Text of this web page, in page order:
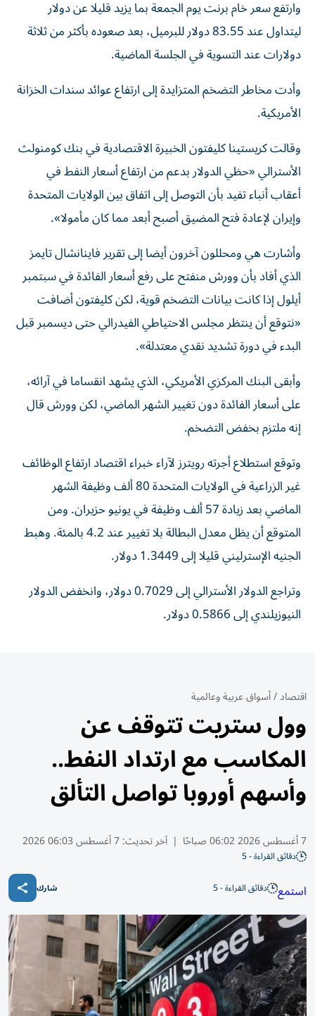
وارتفع سعر خام برنت يوم الجمعة بما يزيد قليلا عن دولار
ليتداول عند 83.55 دولار للبرميل، بعد صعوده بأكثر من ثلاثة
دولارات عند التسوية في الجلسة ⁠الماضية.
وأدت مخاطر التضخم المتزايدة إلى ارتفاع عوائد سندات الخزانة
الأمريكية.
وقالت كريستينا كليفتون الخبيرة الاقتصادية في بنك كومنولث
الأسترالي «حظي الدولار بدعم من ارتفاع أسعار النفط في
أعقاب أنباء تفيد بأن التوصل ​إلى اتفاق ‌بين الولايات المتحدة
وإيران لإعادة فتح المضيق أصبح أبعد مما كان مأمولا».
وأشارت ‌هي ومحللون آخرون أيضا إلى تقرير فاينانشال تايمز
الذي أفاد بأن وورش منفتح على رفع أسعار الفائدة في سبتمبر
أيلول إذا كانت بيانات التضخم قوية، لكن كليفتون أضافت
«نتوقع أن ‌ينتظر مجلس الاحتياطي الفيدرالي حتى ‌ديسمبر قبل
البدء في دورة تشديد ⁠نقدي معتدلة».
وأبقى البنك المركزي الأمريكي، الذي يشهد انقساما في آرائه،
على أسعار الفائدة ‌دون تغيير الشهر الماضي، لكن وورش قال
إنه ملتزم بخفض التضخم.
وتوقع استطلاع أجرته رويترز لآراء خبراء اقتصاد ارتفاع الوظائف
غير الزراعية في الولايات ⁠المتحدة 80 ألف وظيفة الشهر
الماضي بعد زيادة 57 ألف وظيفة ​في يونيو حزيران. ومن
المتوقع أن يظل معدل البطالة بلا تغيير عند 4.2 بالمئة. وهبط
الجنيه الإسترليني قليلا إلى 1.3449 دولار.
وتراجع الدولار الأسترالي إلى 0.7029 ⁠دولار، وانخفض الدولار
النيوزيلندي إلى 0.5866 دولار.
اقتصاد/أسواق عربية وعالمية
وول ستريت تتوقف عن
المكاسب مع ارتداد النفط..
وأسهم أوروبا تواصل التألق
7 أغسطس 2026 06:02 صباحًا | آخر تحديث:7 أغسطس 06:03 2026
دقائق القراءة - 5
استمع دقائق القراءة - 5 شارك